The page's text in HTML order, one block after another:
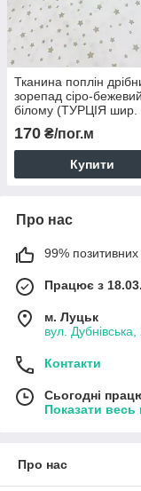
Тканина поплін
зорепад сіро-
білому (ТУРЦІЯ шир.
170 ₴/пог.м
Купити
Про нас
99% позитивних
Працює з
м. Луцьк
вул.
Контакти
Сьогодні
Показати весь
Про нас